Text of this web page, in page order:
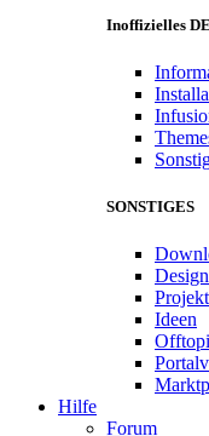
Inoffizielles
SONSTIGES
Ideen
Hilfe
Forum